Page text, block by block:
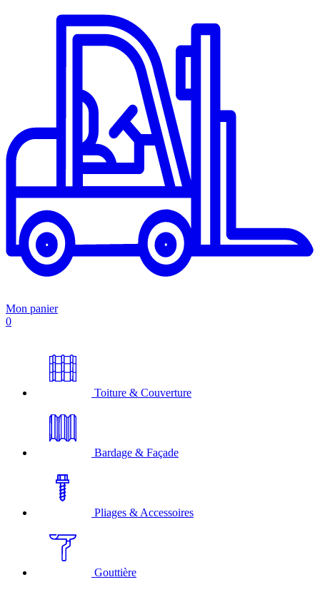
Mon panier
0
Toiture & Couverture
Bardage & Façade
Pliages & Accessoires
Gouttière